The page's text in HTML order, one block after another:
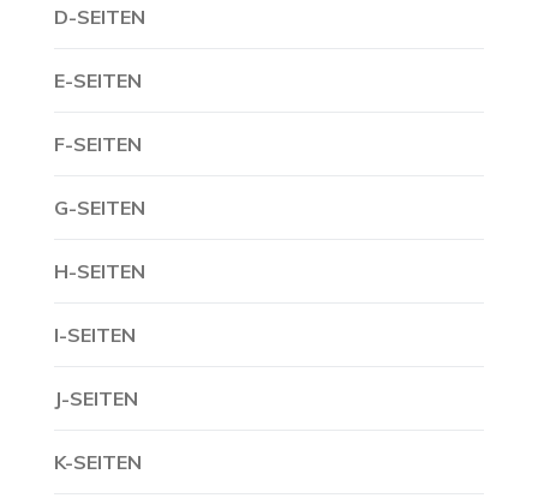
D-SEITEN
E-SEITEN
F-SEITEN
G-SEITEN
H-SEITEN
I-SEITEN
J-SEITEN
K-SEITEN